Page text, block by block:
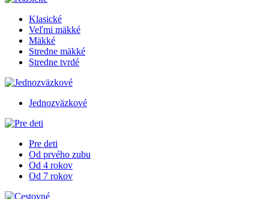
Klasické
Veľmi mäkké
Mäkké
Stredne mäkké
Stredne tvrdé
Jednozväzkové
Pre deti
Od prvého zubu
Od 4 rokov
Od 7 rokov